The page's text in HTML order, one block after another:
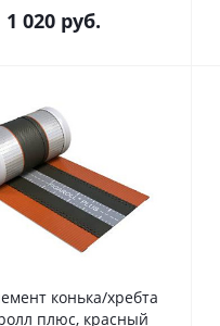
1 020 руб.
конька/хребта
плюс, красный